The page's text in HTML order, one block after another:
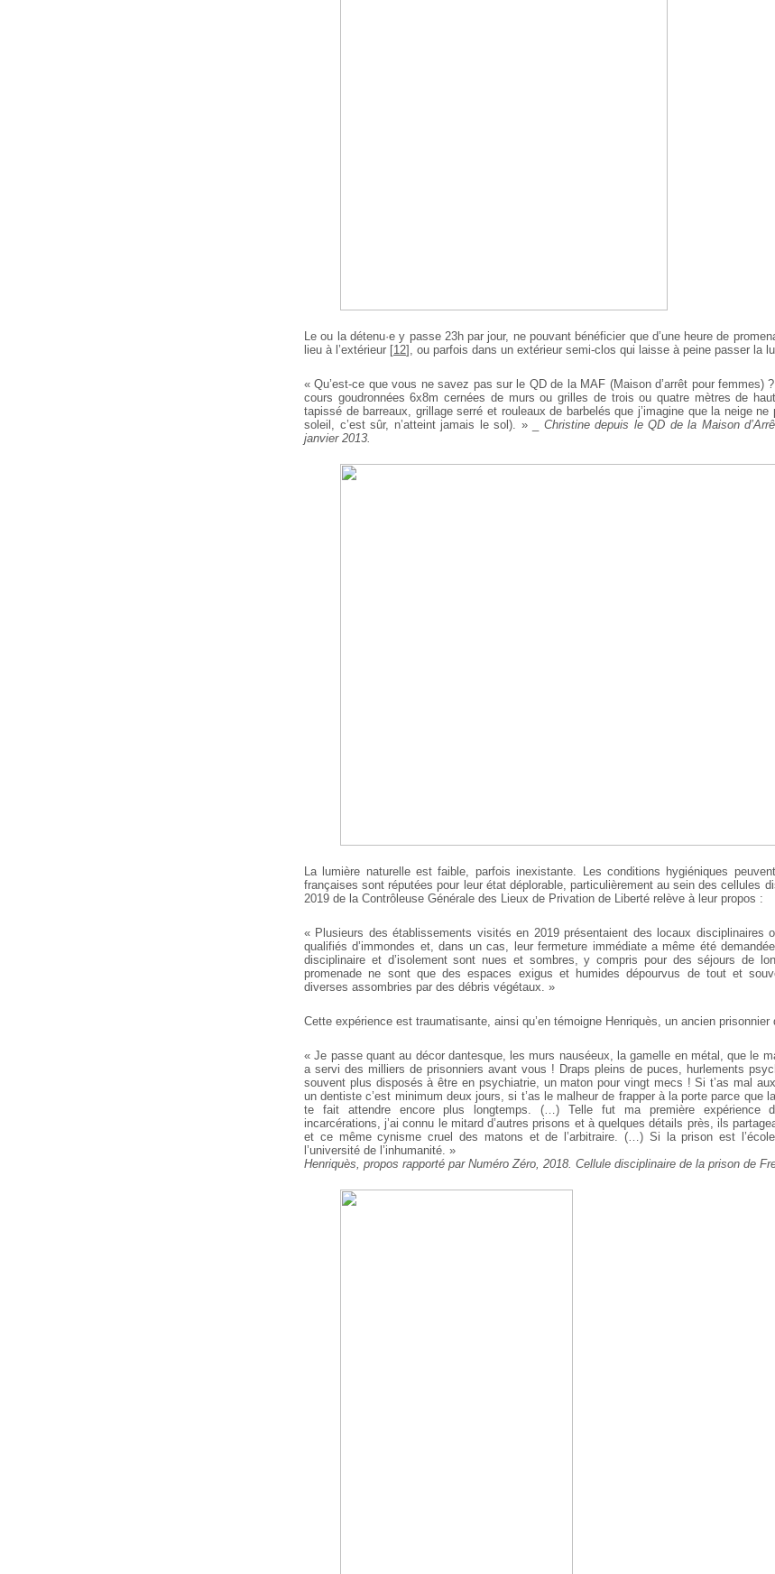
Le ou la détenu·e y passe 23h par jour, ne pouvant bénéficier que d’une heure de
lieu à l’extérieur [12] , ou parfois dans un extérieur semi-clos qui laisse à peine passer la
« Qu’est-ce que vous ne savez pas sur le QD de la MAF (Maison d’arrêt pour femmes)
cours goudronnées 6x8m cernées de murs ou grilles de trois ou quatre mètres de
tapissé de barreaux, grillage serré et rouleaux de barbelés que j’imagine que la neige
soleil, c’est sûr, n’atteint jamais le sol). »_ Christine depuis le QD de la Maison
janvier 2013.
La lumière naturelle est faible, parfois inexistante. Les conditions hygiéniques
françaises sont réputées pour leur état déplorable, particulièrement au sein des cellules
2019 de la Contrôleuse Générale des Lieux de Privation de Liberté relève à leur propos :
« Plusieurs des établissements visités en 2019 présentaient des locaux disciplinaires
qualifiés d’immondes et, dans un cas, leur fermeture immédiate a même été
disciplinaire et d’isolement sont nues et sombres, y compris pour des séjours de
promenade ne sont que des espaces exigus et humides dépourvus de tout et
diverses assombries par des débris végétaux. »
Cette expérience est traumatisante, ainsi qu’en témoigne Henriquès, un ancien prisonnier
« Je passe quant au décor dantesque, les murs nauséeux, la gamelle en métal, que le
a servi des milliers de prisonniers avant vous ! Draps pleins de puces, hurlements
souvent plus disposés à être en psychiatrie, un maton pour vingt mecs ! Si t’as mal
un dentiste c’est minimum deux jours, si t’as le malheur de frapper à la porte parce que
te fait attendre encore plus longtemps. (…) Telle fut ma première expérience
incarcérations, j’ai connu le mitard d’autres prisons et à quelques détails près, ils
et ce même cynisme cruel des matons et de l’arbitraire. (…) Si la prison est
l’université de l’inhumanité. »
Henriquès, propos rapporté par Numéro Zéro, 2018. Cellule disciplinaire de la prison de